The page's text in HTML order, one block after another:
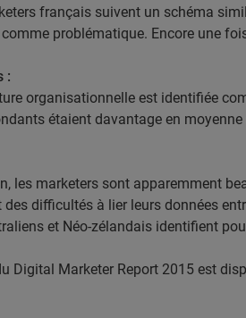
français suivent un schéma
problématique. Encore une
:
organisationnelle est identifiée
étaient davantage en
les marketers sont apparemment
des difficultés à lier leurs données
et Néo-zélandais identifient
Digital Marketer Report 2015 est